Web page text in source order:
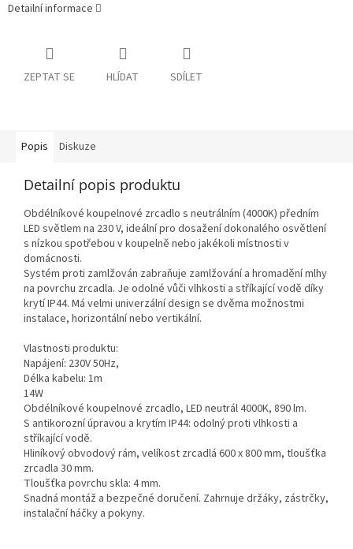
Detailní informace
ZEPTAT SE HLÍDAT SDÍLET
Popis Diskuze
Detailní popis produktu
Obdélníkové koupelnové zrcadlo s neutrálním (4000K) předním
LED světlem na 230 V, ideální pro dosažení dokonalého osvětlení
s nízkou spotřebou v koupelně nebo jakékoli místnosti v
domácnosti.
Systém proti zamlžován zabraňuje zamlžování a hromadění mlhy
na povrchu zrcadla. Je odolné vůči vlhkosti a stříkající vodě díky
krytí IP44. Má velmi univerzální design se dvěma možnostmi
instalace, horizontální nebo vertikální.
Vlastnosti produktu:
Napájení: 230V 50Hz,
Délka kabelu: 1m
14W
Obdélníkové koupelnové zrcadlo, LED neutrál 4000K, 890 lm.
S antikorozní úpravou a krytím IP44: odolný proti vlhkosti a
stříkající vodě.
Hliníkový obvodový rám, velíkost zrcadlá 600 x 800 mm, tloušťka
zrcadla 30 mm.
Tloušťka povrchu skla: 4 mm.
Snadná montáž a bezpečné doručení. Zahrnuje držáky, zástrčky,
instalační háčky a pokyny.